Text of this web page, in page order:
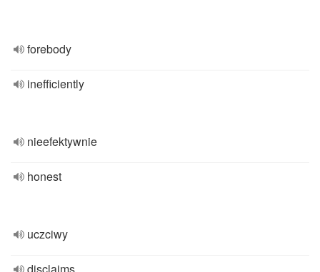
forebody
inefficiently
nieefektywnie
honest
uczciwy